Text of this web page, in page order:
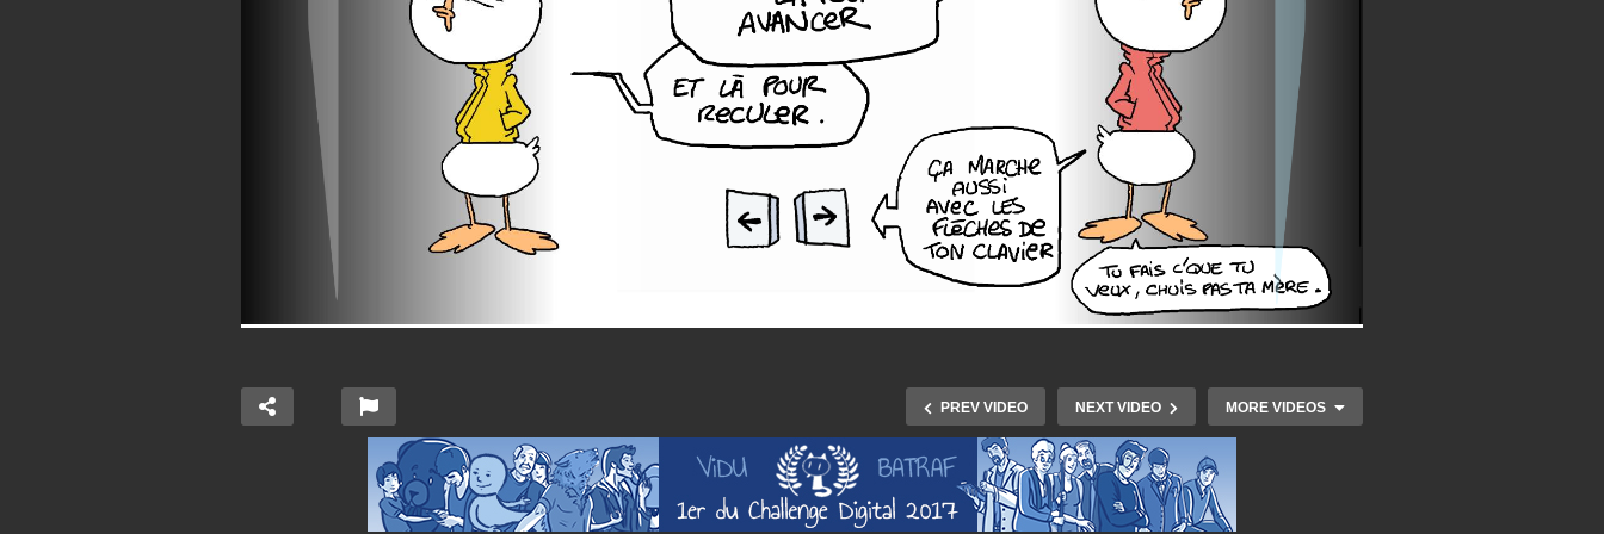
PREV VIDEO NEXT VIDEO MORE VIDEOS